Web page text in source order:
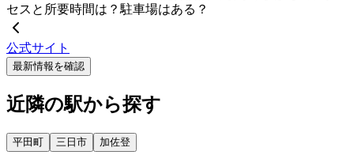
セスと所要時間は？駐車場はある？
公式サイト
最新情報を確認
近隣の駅から探す
平田町 三日市 加佐登